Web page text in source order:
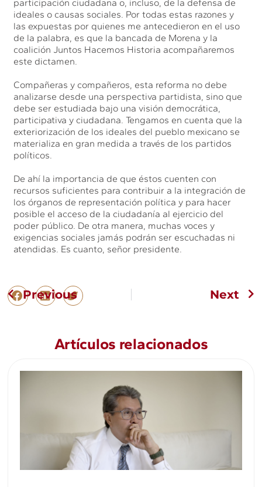
participación ciudadana o, incluso, de la defensa de
ideales o causas sociales. Por todas estas razones y
las expuestas por quienes me antecedieron en el uso
de la palabra, es que la bancada de Morena y la
coalición Juntos Hacemos Historia acompañaremos
este dictamen.
Compañeras y compañeros, esta reforma no debe
analizarse desde una perspectiva partidista, sino que
debe ser estudiada bajo una visión democrática,
participativa y ciudadana. Tengamos en cuenta que la
exteriorización de los ideales del pueblo mexicano se
materializa en gran medida a través de los partidos
políticos.
De ahí la importancia de que éstos cuenten con
recursos suficientes para contribuir a la integración de
los órganos de representación política y para hacer
posible el acceso de la ciudadanía al ejercicio del
poder público. De otra manera, muchas voces y
exigencias sociales jamás podrán ser escuchadas ni
atendidas. Es cuanto, señor presidente.
Previous Next
Artículos relacionados